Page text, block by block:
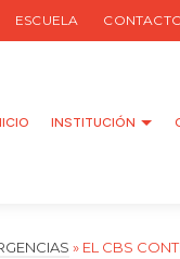
ESCUELA
INSTITUCIÓN
» EL CBS